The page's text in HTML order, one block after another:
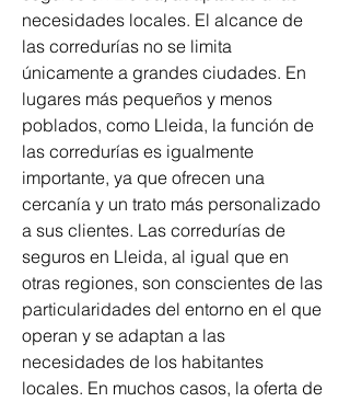
necesidades locales. El alcance de
las corredurías no se limita
únicamente a grandes ciudades. En
lugares más pequeños y menos
poblados, como Lleida, la función de
las corredurías es igualmente
importante, ya que ofrecen una
cercanía y un trato más personalizado
a sus clientes. Las corredurías de
seguros en Lleida, al igual que en
otras regiones, son conscientes de las
particularidades del entorno en el que
operan y se adaptan a las
necesidades de los habitantes
locales. En muchos casos, la oferta de